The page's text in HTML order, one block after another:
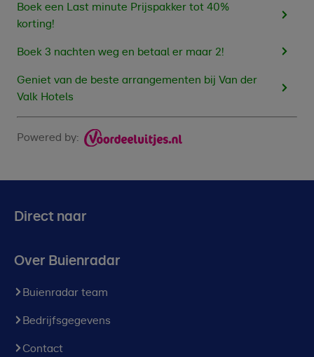
Boek een Last minute Prijspakker tot 40%
korting!
Boek 3 nachten weg en betaal er maar 2!
Geniet van de beste arrangementen bij Van der
Valk Hotels
Powered by:
Direct naar
Over Buienradar
Buienradar team
Bedrijfsgegevens
Contact